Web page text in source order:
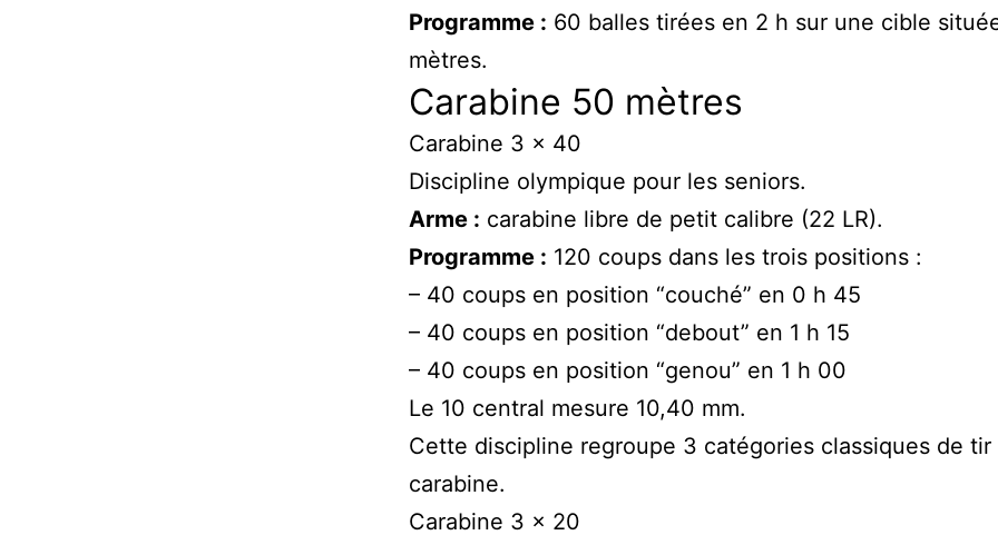
Programme : 60 balles tirées en 2 h sur une cible
mètres.
Carabine 50 mètres
Carabine 3 x 40
Discipline olympique pour les seniors.
Arme : carabine libre de petit calibre (22 LR).
Programme : 120 coups dans les trois positions :
– 40 coups en position “couché” en 0 h 45
– 40 coups en position “debout” en 1 h 15
– 40 coups en position “genou” en 1 h 00
Le 10 central mesure 10,40 mm.
Cette discipline regroupe 3 catégories classiques de tir
carabine.
Carabine 3 x 20